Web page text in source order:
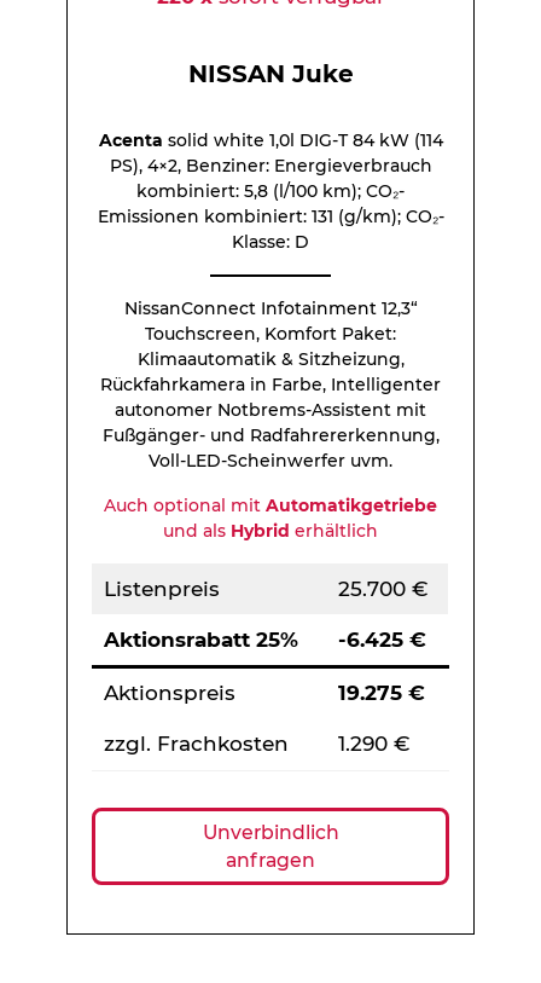
NISSAN Juke
Acenta solid white 1,0l DIG-T 84 kW (114
PS), 4×2, Benziner: Energieverbrauch
kombiniert: 5,8 (l/100 km); CO₂-
Emissionen kombiniert: 131 (g/km); CO₂-
Klasse: D
NissanConnect Infotainment 12,3“
Touchscreen, Komfort Paket:
Klimaautomatik & Sitzheizung,
Rückfahrkamera in Farbe, Intelligenter
autonomer Notbrems-Assistent mit
Fußgänger- und Radfahrererkennung,
Voll-LED-Scheinwerfer uvm.
Auch optional mit Automatikgetriebe
und als Hybrid erhältlich
Listenpreis 25.700 €
Aktionsrabatt 25% -6.425 €
Aktionspreis 19.275 €
zzgl. Frachkosten 1.290 €
Unverbindlich
anfragen